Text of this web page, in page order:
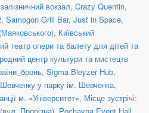
вокзал, Crazy Quentin,
, Samogon Grill Bar, Just in Space,
, Київський
театр опери та балету для дітей та
центр культури та мистецтв
, Sigma Bleyzer Hub,
Шевченку у парку ім. Шевченка,
м. «Університет», Місце зустрічі: